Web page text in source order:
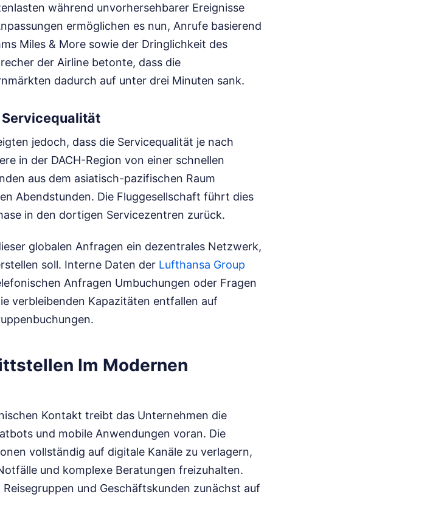
während unvorhersehbarer Ereignisse
ermöglichen es nun, Anrufe basierend
Miles & More sowie der Dringlichkeit des
der Airline betonte, dass die
dadurch auf unter drei Minuten sank.
Servicequalität
jedoch, dass die Servicequalität je nach
in der DACH-Region von einer schnellen
aus dem asiatisch-pazifischen Raum
Abendstunden. Die Fluggesellschaft führt dies
in den dortigen Servicezentren zurück.
globalen Anfragen ein dezentrales Netzwerk,
soll. Interne Daten der Lufthansa Group
Anfragen Umbuchungen oder Fragen
verbleibenden Kapazitäten entfallen auf
Im Modernen
Kontakt treibt das Unternehmen die
und mobile Anwendungen voran. Die
vollständig auf digitale Kanäle zu verlagern,
und komplexe Beratungen freizuhalten.
und Geschäftskunden zunächst auf